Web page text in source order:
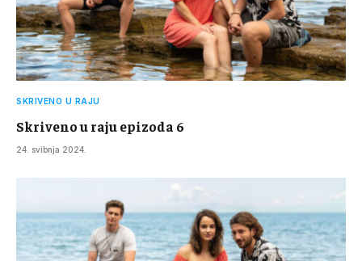
SKRIVENO U RAJU
Skriveno u raju epizoda 6
24. svibnja 2024.